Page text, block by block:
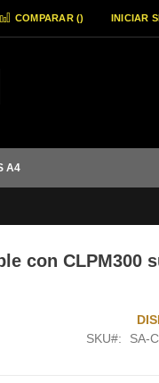
COMPARAR () INICIAR
A4
con CLPM300
SKU
SA-